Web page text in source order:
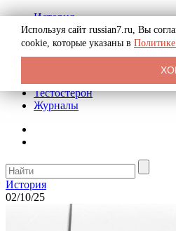
История
Биография
Криминал
Реклама на сайте
Тестостерон
Журналы
История
02/10/25
Используя сайт russian7.ru, Вы
cookie, которые указаны в